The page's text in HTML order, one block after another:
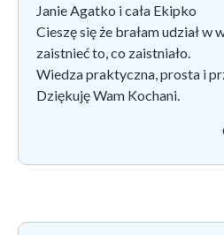
Janie Agatko i cała Ekipko
Cieszę się że brałam udział w
zaistnieć to, co zaistniało.
Wiedza praktyczna, prosta i
Dziękuję Wam Kochani.